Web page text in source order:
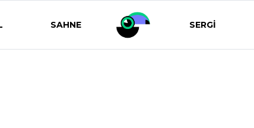
SAHNE SERGİ